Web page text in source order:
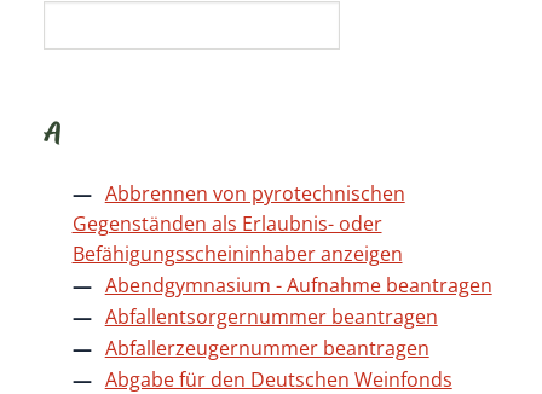
A
Abbrennen von pyrotechnischen
Gegenständen als Erlaubnis- oder
Befähigungsscheininhaber anzeigen
Abendgymnasium - Aufnahme beantragen
Abfallentsorgernummer beantragen
Abfallerzeugernummer beantragen
Abgabe für den Deutschen Weinfonds